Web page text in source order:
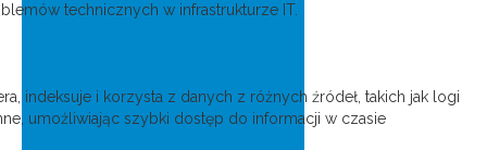
technicznych w infrastrukturze IT.
indeksuje i korzysta z danych z różnych źródeł, takich jak logi
umożliwiając szybki dostęp do informacji w czasie